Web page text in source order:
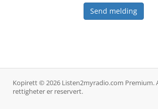
Send melding
Kopirett © 2026 Listen2myradio.com Premium.
rettigheter er reservert.